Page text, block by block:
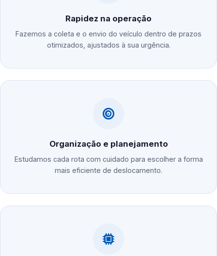
Rapidez na operação
Fazemos a coleta e o envio do veículo dentro de prazos
otimizados, ajustados à sua urgência.
Organização e planejamento
Estudamos cada rota com cuidado para escolher a forma
mais eficiente de deslocamento.